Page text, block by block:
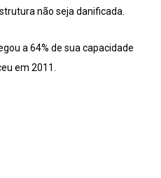
não seja danificada.
a 64% de sua capacidade
em 2011.